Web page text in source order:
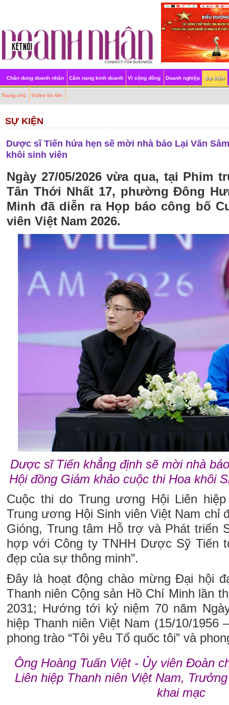
Chân dung doanh nhân Cẩm nang kinh doanh Vì cộng đồng Doanh nghiệp Sự kiện
Trang chủ Video tin tức
SỰ KIỆN
Dược sĩ Tiến hứa hẹn sẽ mời nhà báo Lại Văn
khôi sinh viên
Ngày 27/05/2026 vừa qua, tại Phim
Tân Thới Nhất 17, phường Đông
Minh đã diễn ra Họp báo công bố
viên Việt Nam 2026.
Dược sĩ Tiến khẳng định sẽ mời nhà
Hội đồng Giám khảo cuộc thi Hoa khôi
Cuộc thi do Trung ương Hội Liên
Trung ương Hội Sinh viên Việt Nam chỉ
Gióng, Trung tâm Hỗ trợ và Phát triển
hợp với Công ty TNHH Dược Sỹ Tiến
đẹp của sự thông minh”.
Đây là hoạt động chào mừng Đại hội
Thanh niên Cộng sản Hồ Chí Minh lần
2031; Hướng tới kỷ niệm 70 năm
hiệp Thanh niên Việt Nam (15/10/1956
phong trào “Tôi yêu Tổ quốc tôi” và
Ông Hoàng Tuấn Việt - Ủy viên Đoàn
Liên hiệp Thanh niên Việt Nam,
khai mạc